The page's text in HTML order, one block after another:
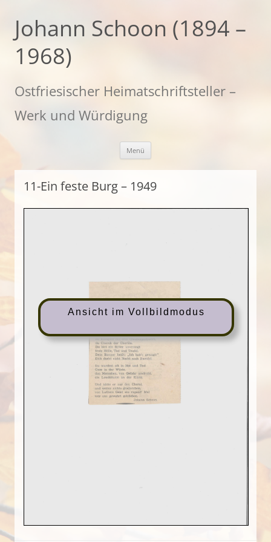
springen
Johann Schoon (1894 –
1968)
Ostfriesischer Heimatschriftsteller –
Werk und Würdigung
Menü
11-Ein feste Burg – 1949
Ansicht im Vollbildmodus